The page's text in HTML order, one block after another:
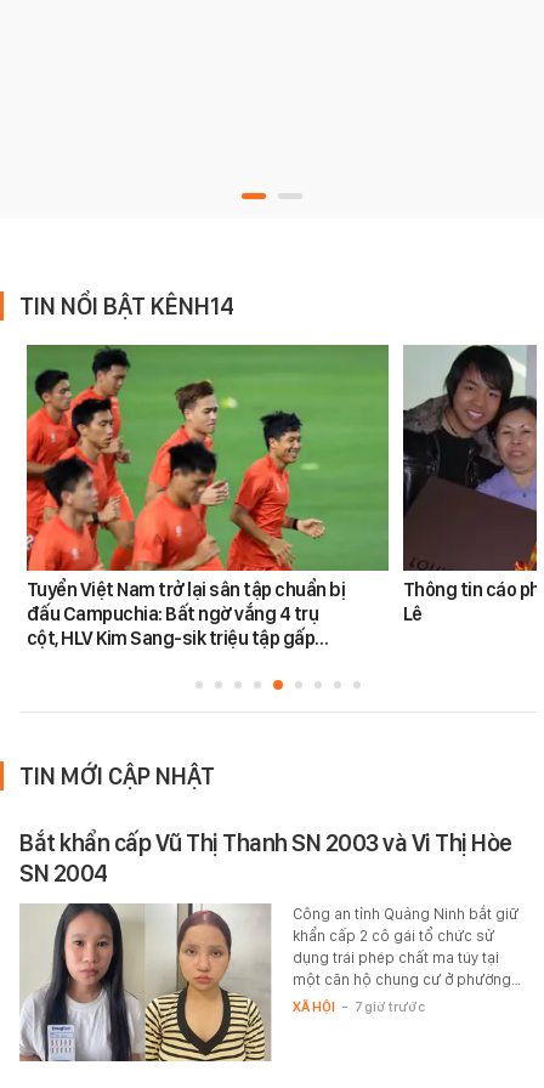
TIN NỔI BẬT KÊNH14
Tuyển Việt Nam trở lại sân tập chuẩn bị
đấu Campuchia: Bất ngờ vắng 4 trụ
cột, HLV Kim Sang-sik triệu tập gấp…
Thông tin cáo
Lê
TIN MỚI CẬP NHẬT
Bắt khẩn cấp Vũ Thị Thanh SN 2003 và Vi Thị Hòe
SN 2004
Công an tỉnh Quảng Ninh bắt giữ
khẩn cấp 2 cô gái tổ chức sử
dụng trái phép chất ma túy tại
một căn hộ chung cư ở phường…
XÃ HỘI - 7 giờ trước